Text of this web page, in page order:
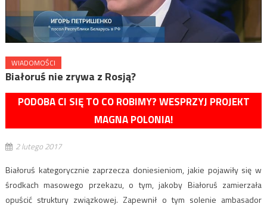
WIADOMOŚCI
Białoruś nie zrywa z Rosją?
PODOBA CI SIĘ TO CO ROBIMY? WESPRZYJ PROJEKT
MAGNA POLONIA!
2 lutego 2017
Białoruś kategorycznie zaprzecza doniesieniom, jakie pojawiły się w
środkach masowego przekazu, o tym, jakoby Białoruś zamierzała
opuścić struktury związkowej. Zapewnił o tym solenie ambasador